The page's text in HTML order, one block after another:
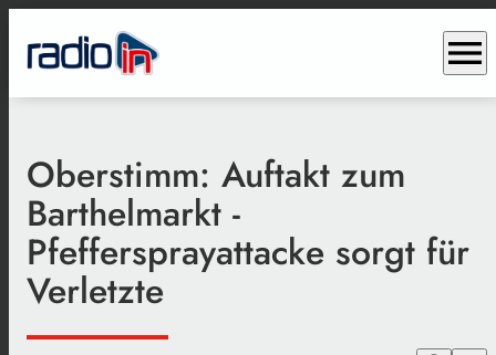
menu
Oberstimm: Auftakt zum
Barthelmarkt -
Pfeffersprayattacke sorgt für
Verletzte